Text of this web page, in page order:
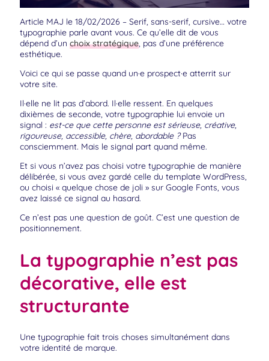
Article MAJ le 18/02/2026 – Serif, sans-serif, cursive… votre
typographie parle avant vous. Ce qu’elle dit de vous
dépend d’un choix stratégique, pas d’une préférence
esthétique.
Voici ce qui se passe quand un·e prospect·e atterrit sur
votre site.
Il·elle ne lit pas d’abord. Il·elle ressent. En quelques
dixièmes de seconde, votre typographie lui envoie un
signal : est-ce que cette personne est sérieuse, créative,
rigoureuse, accessible, chère, abordable ?Pas
consciemment. Mais le signal part quand même.
Et si vous n’avez pas choisi votre typographie de manière
délibérée, si vous avez gardé celle du template WordPress,
ou choisi « quelque chose de joli » sur Google Fonts, vous
avez laissé ce signal au hasard.
Ce n’est pas une question de goût. C’est une question de
positionnement.
La typographie n’est pas
décorative, elle est
structurante
Une typographie fait trois choses simultanément dans
votre identité de marque.